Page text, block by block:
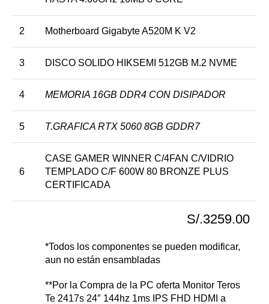
2 Motherboard Gigabyte A520M K V2
3 DISCO SOLIDO HIKSEMI 512GB M.2 NVME
4 MEMORIA 16GB DDR4 CON DISIPADOR
5 T.GRAFICA RTX 5060 8GB GDDR7
6
CASE GAMER WINNER C/4FAN C/VIDRIO
TEMPLADO C/F 600W 80 BRONZE PLUS
CERTIFICADA
S/.3259.00
*Todos los componentes se pueden modificar,
aun no están ensambladas
**Por la Compra de la PC oferta Monitor Teros
Te 2417s 24″ 144hz 1ms IPS FHD HDMI a